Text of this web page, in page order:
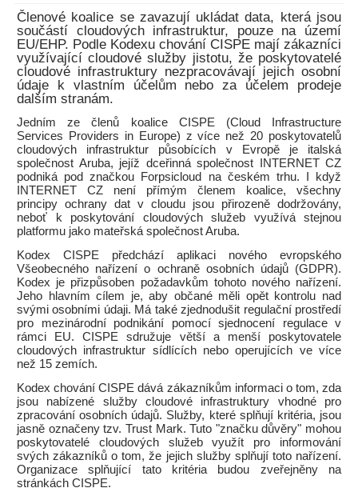
Členové koalice se zavazují ukládat data, která jsou
součástí cloudových infrastruktur, pouze na území
EU/EHP. Podle Kodexu chování CISPE mají zákazníci
využívající cloudové služby jistotu, že poskytovatelé
cloudové infrastruktury nezpracovávají jejich osobní
údaje k vlastním účelům nebo za účelem prodeje
dalším stranám.
Jedním ze členů koalice CISPE (Cloud Infrastructure
Services Providers in Europe) z více než 20 poskytovatelů
cloudových infrastruktur působících v Evropě je italská
společnost Aruba, jejíž dceřinná společnost INTERNET CZ
podniká pod značkou Forpsicloud na českém trhu. I když
INTERNET CZ není přímým členem koalice, všechny
principy ochrany dat v cloudu jsou přirozeně dodržovány,
neboť k poskytování cloudových služeb využívá stejnou
platformu jako mateřská společnost Aruba.
Kodex CISPE předchází aplikaci nového evropského
Všeobecného nařízení o ochraně osobních údajů (GDPR).
Kodex je přizpůsoben požadavkům tohoto nového nařízení.
Jeho hlavním cílem je, aby občané měli opět kontrolu nad
svými osobními údaji. Má také zjednodušit regulační prostředí
pro mezinárodní podnikání pomocí sjednocení regulace v
rámci EU. CISPE sdružuje větší a menší poskytovatele
cloudových infrastruktur sídlících nebo operujících ve více
než 15 zemích.
Kodex chování CISPE dává zákazníkům informaci o tom, zda
jsou nabízené služby cloudové infrastruktury vhodné pro
zpracování osobních údajů. Služby, které splňují kritéria, jsou
jasně označeny tzv. Trust Mark. Tuto "značku důvěry" mohou
poskytovatelé cloudových služeb využít pro informování
svých zákazníků o tom, že jejich služby splňují toto nařízení.
Organizace splňující tato kritéria budou zveřejněny na
stránkách CISPE.